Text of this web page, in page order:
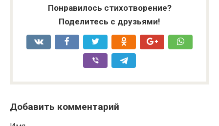
Понравилось стихотворение?
Поделитесь с друзьями!
Добавить комментарий